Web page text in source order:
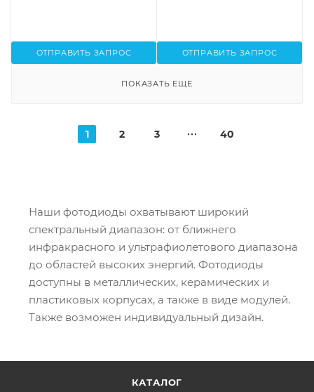
ОТПРАВИТЬ ЗАПРОС ОТПРАВИТЬ ЗАПРОС
ПОКАЗАТЬ ЕЩЕ
1 2 3 40
Наши фотодиоды охватывают широкий
спектральный диапазон: от ближнего
инфракрасного и ультрафиолетового диапазона
до областей высоких энергий. Фотодиоды
доступны в металлических, керамических и
пластиковых корпусах, а также в виде модулей.
Также возможен индивидуальный дизайн.
КАТАЛОГ